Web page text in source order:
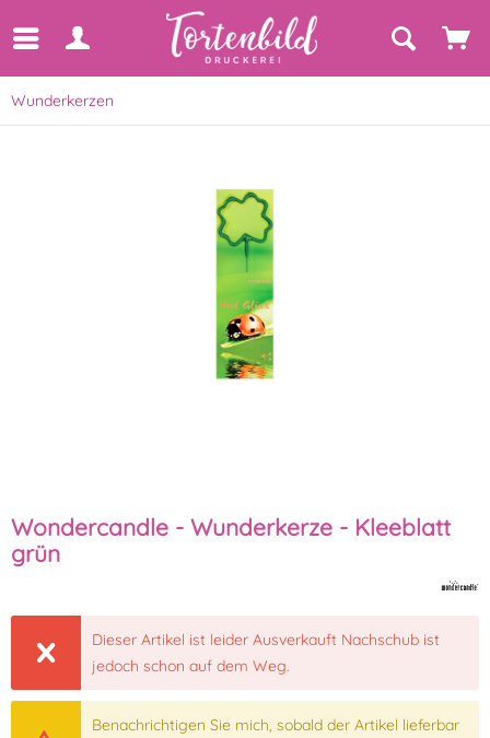
Wunderkerzen
Wondercandle - Wunderkerze - Kleeblatt
grün
Dieser Artikel ist leider Ausverkauft Nachschub ist
jedoch schon auf dem Weg.
Benachrichtigen Sie mich, sobald der Artikel lieferbar